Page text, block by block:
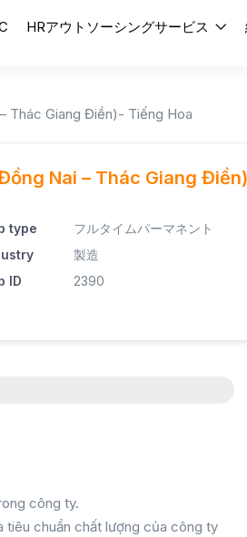
HRアウトソーシングサービス
Thác Giang Điền)- Tiếng Hoa
Nai – Thác Giang
type
フルタイムパーマネント
製造
ID
2390
công ty.
tiêu chuẩn chất lượng của công ty